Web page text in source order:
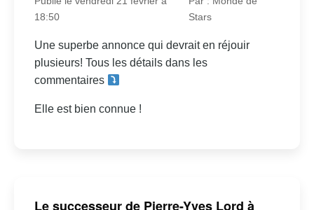
18:50
Stars
Une superbe annonce qui devrait en réjouir
plusieurs! Tous les détails dans les
commentaires
Elle est bien connue !
Le successeur de Pierre-Yves Lord à